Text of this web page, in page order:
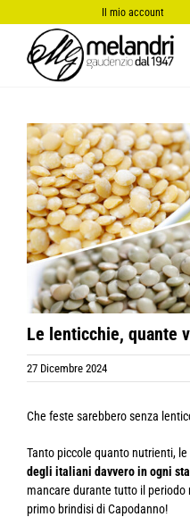
al
contenuto
Il mio account
Ingrandisci
immagine
Le lenticchie, quante
27 Dicembre 2024
Che feste sarebbero senza
Tanto piccole quanto nutrienti,
degli italiani davvero in ogni
mancare durante tutto il periodo
primo brindisi di Capodanno!